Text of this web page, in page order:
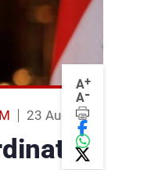
A+
A-
23 Aug 2019